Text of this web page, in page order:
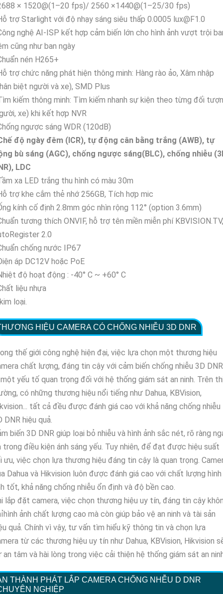
× 1520@(1–20 fps)/ 2560 ×1440@(1–25/30 fps)
trợ Starlight với độ nhạy sáng siêu thấp 0.0005 lux@F1.0
nghệ AI-ISP kết hợp cảm biến lớn cho hình ảnh vượt trội
cũng như ban ngày
nén H265+
trợ chức năng phát hiện thông minh: Hàng rào ảo, Xâm nhập
biệt người và xe), SMD Plus
kiếm thông minh: Tìm kiếm nhanh sự kiện theo từng đối
xe) khi kết hợp NVR
ngược sáng WDR (120dB)
độ ngày đêm (ICR), tự động cân bằng trắng (AWB), tự
bù sáng (AGC), chống ngược sáng(BLC), chống nhiễu
LDC
xa LED trắng thu hình có màu 30m
trợ khe cắm thẻ nhớ 256GB, Tích hợp mic
kính cố định 2.8mm góc nhìn rộng 112° (option 3.6mm)
tương thích ONVIF, hỗ trợ tên miền miễn phí KBVISION.TV,
2.0
chống nước IP67
áp DC12V hoặc PoE
độ hoạt động : -40° C ~ +60° C
liệu nhựa
loại.
HIỆU CAMERA CÓ CHỐNG NHIỄU 3D DNR
thế giới công nghệ hiện đại, việc lựa chọn một thương hiệu
chất lượng, đáng tin cậy với cảm biến chống nhiễu 3D DNR
yếu tố quan trọng đối với hệ thống giám sát an ninh. Trên
có những thương hiệu nổi tiếng như Dahua, KBVision,
tất cả đều được đánh giá cao với khả năng chống nhiễu
DNR hiệu quả.
biến 3D DNR giúp loại bỏ nhiễu và hình ảnh sắc nét, rõ ràng
trong điều kiện ánh sáng yếu. Tuy nhiên, để đạt được hiệu suất
ưu, việc chọn lựa thương hiệu đáng tin cậy là quan trọng.
Dahua và Hikvision luôn được đánh giá cao với chất lượng hình
tốt, khả năng chống nhiễu ổn định và độ bền cao.
lắp đặt camera, việc chọn thương hiệu uy tín, đáng tin cậy
ảnh chất lượng cao mà còn giúp bảo vệ an ninh và tài sản
quả. Chính vì vậy, tư vấn tìm hiểu kỹ thông tin và chọn lựa
từ các thương hiệu uy tín như Dahua, KBVision, Hikvision
an tâm và hài lòng trong việc cải thiện hệ thống giám sát an
THÀNH PHÁT LẮP CAMERA CHỐNG NHỄU D DNR
NGHIỆP